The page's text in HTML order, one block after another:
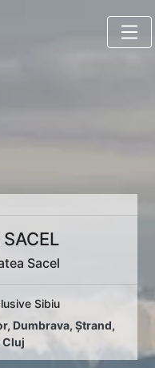
Sacel
Sibiu
, Dumbrava,Ștrand,
Cluj